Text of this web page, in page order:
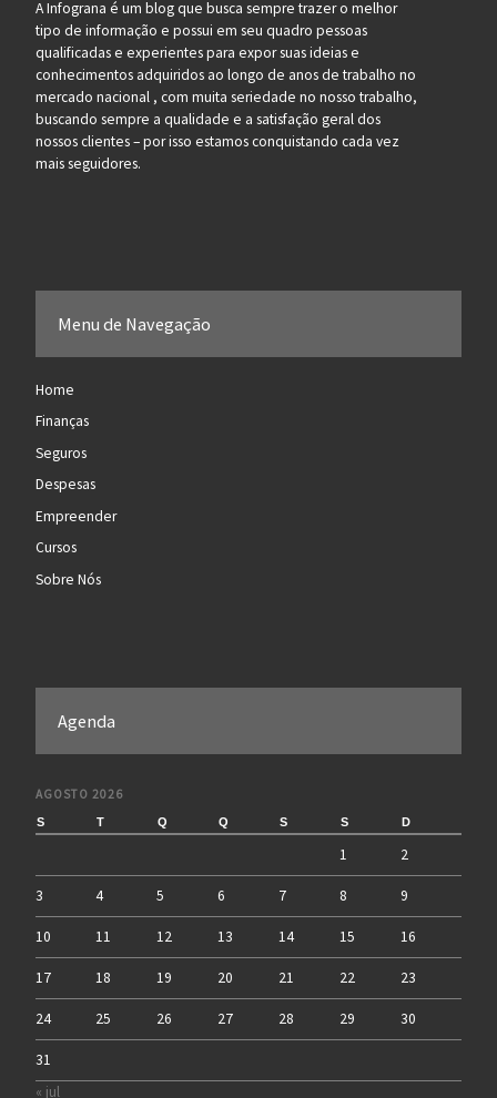
A Infograna é um blog que busca sempre trazer o melhor
tipo de informação e possui em seu quadro pessoas
qualificadas e experientes para expor suas ideias e
conhecimentos adquiridos ao longo de anos de trabalho no
mercado nacional , com muita seriedade no nosso trabalho,
buscando sempre a qualidade e a satisfação geral dos
nossos clientes – por isso estamos conquistando cada vez
mais seguidores.
Menu de Navegação
Home
Finanças
Seguros
Despesas
Empreender
Cursos
Sobre Nós
Agenda
AGOSTO 2026
S T Q Q S S D
1 2
3 4 5 6 7 8 9
10 11 12 13 14 15 16
17 18 19 20 21 22 23
24 25 26 27 28 29 30
31
« jul